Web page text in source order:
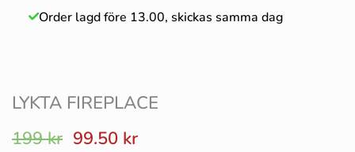
Order lagd före 13.00, skickas samma dag
LYKTA FIREPLACE
199kr Det
99.50 krDet